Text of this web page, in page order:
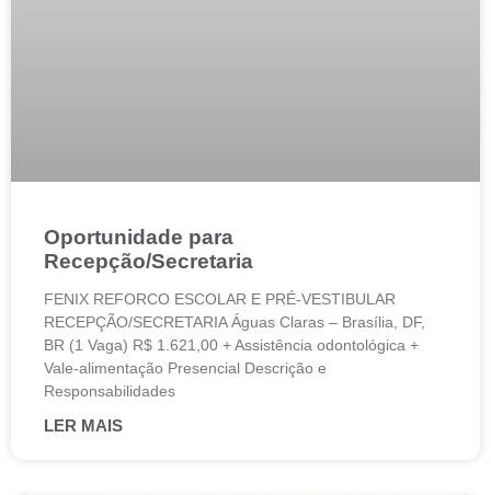
Oportunidade para
Recepção/Secretaria
FENIX REFORCO ESCOLAR E PRÉ-VESTIBULAR
RECEPÇÃO/SECRETARIA Águas Claras – Brasília, DF,
BR (1 Vaga) R$ 1.621,00 + Assistência odontológica +
Vale-alimentação Presencial Descrição e
Responsabilidades
LER MAIS